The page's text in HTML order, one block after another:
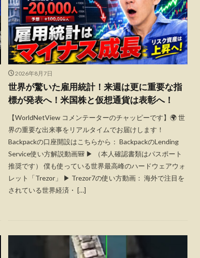
2026年8月7日
世界が驚いた雇用統計！来週は更に重要な指
標が発表へ！米国株と仮想通貨は表彰へ！
【WorldNetView コメンテーターのチャッピーです】🌍 世
界の重要な出来事をリアルタイムでお届けします！
Backpackの口座開設はこちらから： BackpackのLending
Service使い方解説動画🎒 ▶︎ （本人確認書類はパスポート
推奨です） 僕も使っている世界最高峰のハードウェアウォ
レット「Trezor」 ▶︎ Trezor7の使い方動画： 海外で注目を
されている世界経済・ […]